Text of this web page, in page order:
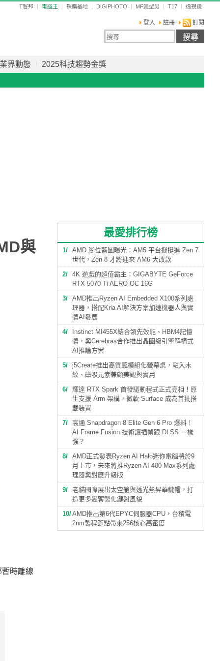
T客邦 電腦王 採購基地 DIGIPHOTO MF變型男 T17 透視鏡
登入 註冊 訂閱
業界動態 2025科技趨勢金獎
與
時離線
最愛排行榜
1
AMD 腳位藍圖曝光：AM5 平台擬挺進 Zen 7
世代，Zen 8 才將迎來 AM6 大改款
2
4K 遊戲的超值霸主：GIGABYTE GeForce
RTX 5070 Ti AERO OC 16G
3
AMD推出Ryzen AI Embedded X100系列處
理器，搭配Kria AI解決方案加速機器人與實
體AI發展
4
Instinct MI455X結合領先效能、HBM4記憶
體，與Cerebras合作推出晶圓級引擎解構式
AI推論方案
5
j5Create推出高質感模組化螢幕桌，融入木
紋、磁吸元素兼顧美觀與實用
6
輝達 RTX Spark 首發驅動程式正式亮相！原
生支援 Arm 架構，微軟 Surface 成為首批搭
載裝置
7
高通 Snapdragon 8 Elite Gen 6 Pro 爆料！
AI Frame Fusion 技術讓插幀跟 DLSS 一樣
強？
8
AMD正式發表Ryzen AI Halo迷你電腦將於9
月上市，未來將推Ryzen AI 400 Max系列處
理器與對應升級版
9
老貓國際展出太空艙與透光熱昇華鍵帽，打
造更多變客製化鍵盤風貌
10 AMD推出第6代EPYC伺服器CPU，台積電
2nm製程節點帶來256核心高密度